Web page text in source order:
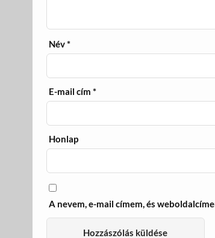
Név*
E-mail cím*
Honlap
A nevem, e-mail címem, és